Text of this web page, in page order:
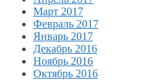
Март 2017
Февраль 2017
Январь 2017
Декабрь 2016
Ноябрь 2016
Октябрь 2016